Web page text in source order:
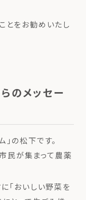
とをお勧めいたし
のメッセー
の松下です。
民が集まって農薬
「おいしい野菜を